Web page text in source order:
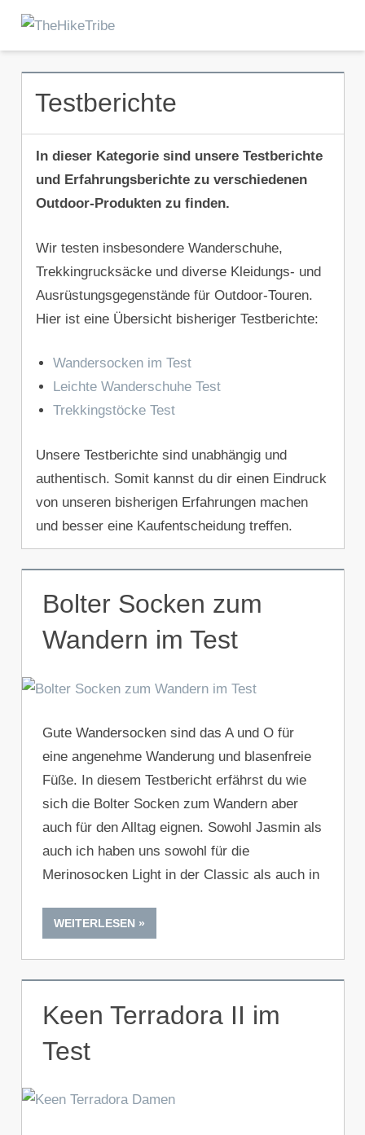
Zum
Testberichte
In dieser Kategorie sind unsere Testberichte
und Erfahrungsberichte zu verschiedenen
Outdoor-Produkten zu finden.
Wir testen insbesondere Wanderschuhe,
Trekkingrucksäcke und diverse Kleidungs- und
Ausrüstungsgegenstände für Outdoor-Touren.
Hier ist eine Übersicht bisheriger Testberichte:
Wandersocken im Test
Leichte Wanderschuhe Test
Trekkingstöcke Test
Unsere Testberichte sind unabhängig und
authentisch. Somit kannst du dir einen Eindruck
von unseren bisherigen Erfahrungen machen
und besser eine Kaufentscheidung treffen.
Bolter Socken zum
Wandern im Test
Gute Wandersocken sind das A und O für
eine angenehme Wanderung und blasenfreie
Füße. In diesem Testbericht erfährst du wie
sich die Bolter Socken zum Wandern aber
auch für den Alltag eignen. Sowohl Jasmin als
auch ich haben uns sowohl für die
Merinosocken Light in der Classic als auch in
WEITERLESEN
Keen Terradora II im
Test